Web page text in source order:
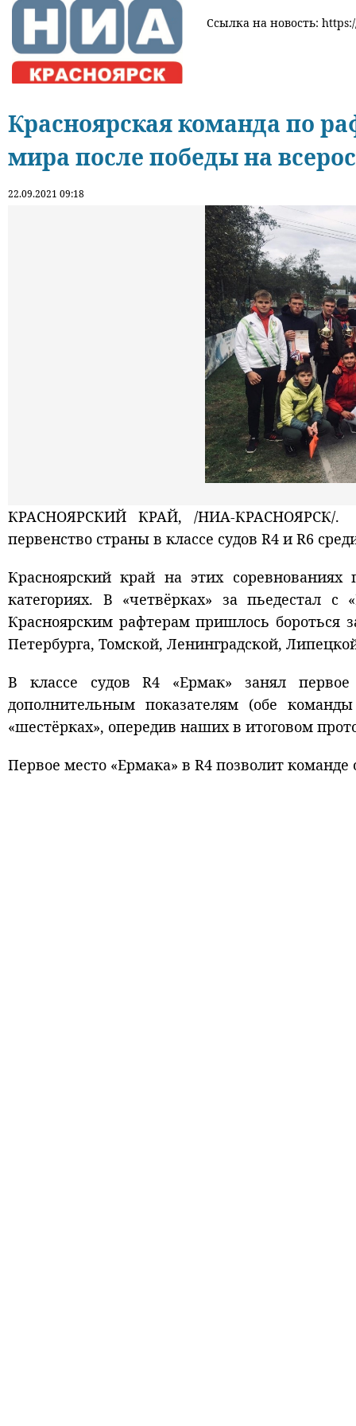
Ссылка на новость:
Красноярская команда по
мира после победы на
22.09.2021 09:18
КРАСНОЯРСКИЙ КРАЙ, /НИА-КРАСНОЯРСК/.
первенство страны в классе судов R4 и R6
Красноярский край на этих
категориях. В «четвёрках» за пьедестал
Красноярским рафтерам пришлось
Петербурга, Томской, Ленинградской,
В классе судов R4 «Ермак» занял
дополнительным показателям (обе
«шестёрках», опередив наших в итоговом
Первое место «Ермака» в R4 позволит